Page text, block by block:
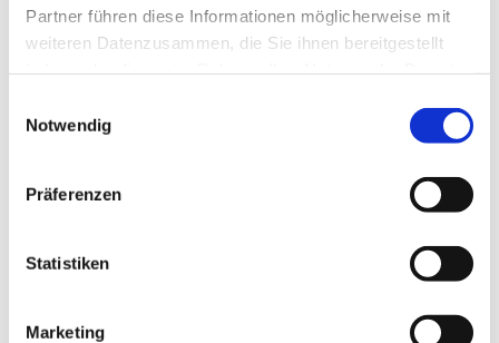
Partner führen diese Informationen möglicherweise mit
weiteren Datenzusammen, die Sie ihnen bereitgestellt
Impressum
Notwendig
Präferenzen
Statistiken
Marketing
Location & Contact
Staatsgalerie Stuttgart
Konrad-Adenauer-Straße 30/32
Organizer: Staatsgalerie Stuttgart